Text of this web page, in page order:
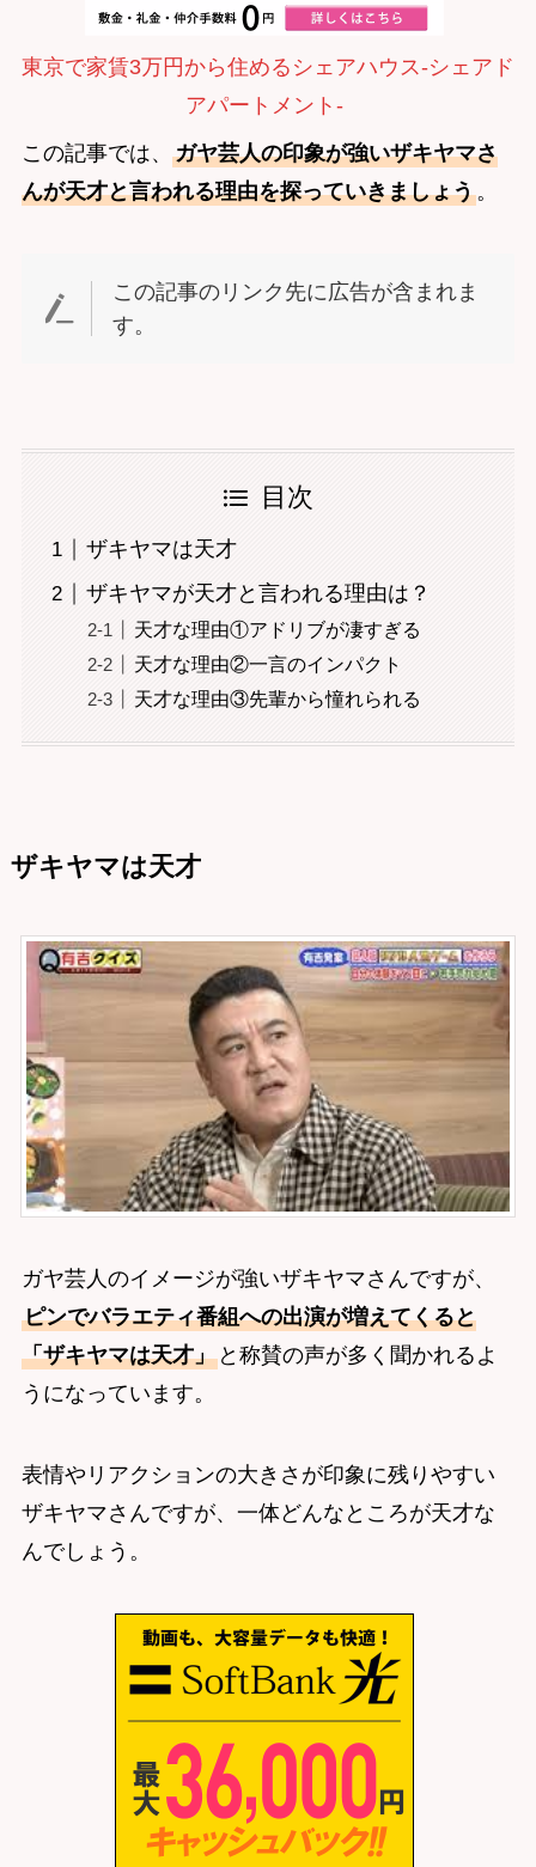
東京で家賃3万円から住めるシェアハウス-シェアド
アパートメント-
この記事では、 ガヤ芸人の印象が強いザキヤマさ
んが天才と言われる理由を探っていきましょう。
この記事のリンク先に広告が含まれま
す。
目次
ザキヤマは天才
ザキヤマが天才と言われる理由は？
天才な理由①アドリブが凄すぎる
天才な理由②一言のインパクト
天才な理由③先輩から憧れられる
ザキヤマは天才
ガヤ芸人のイメージが強いザキヤマさんですが、
ピンでバラエティ番組への出演が増えてくると
「ザキヤマは天才」と称賛の声が多く聞かれるよ
うになっています。
表情やリアクションの大きさが印象に残りやすい
ザキヤマさんですが、一体どんなところが天才な
んでしょう。